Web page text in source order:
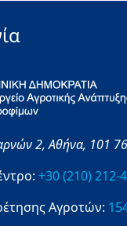
2,Αθήνα, 101
+30 (210) 212-
Αγροτών: